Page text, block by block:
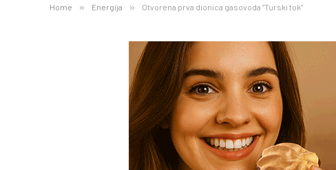
Home » Energija » Otvorena prva dionica gasovoda “Turski tok”